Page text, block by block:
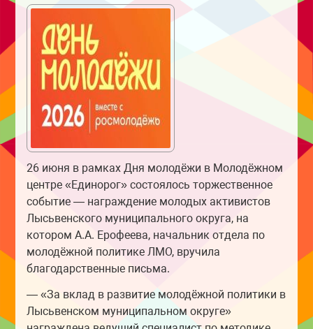
26 июня в рамках Дня молодёжи в Молодёжном
центре «Единорог» состоялось торжественное
событие — награждение молодых активистов
Лысьвенского муниципального округа, на
котором А.А. Ерофеева, начальник отдела по
молодёжной политике ЛМО, вручила
благодарственные письма.
— «За вклад в развитие молодёжной политики в
Лысьвенском муниципальном округе»